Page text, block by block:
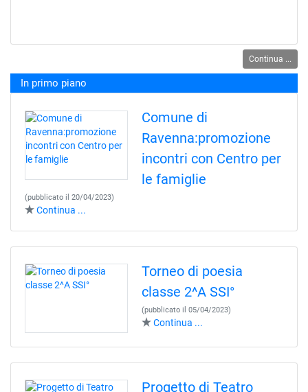
Continua ...
In primo piano
Comune di
Ravenna:promozione
incontri con Centro per
le famiglie
(pubblicato il 20/04/2023)
Continua ...
Torneo di poesia
classe 2^A SSI°
(pubblicato il 05/04/2023)
Continua ...
Progetto di Teatro